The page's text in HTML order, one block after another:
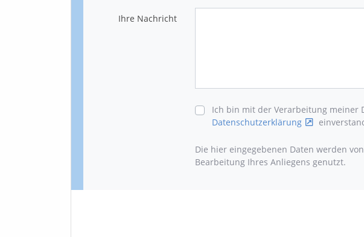
Ihre Nachricht
Ich bin mit der Verarbeitung meiner
Datenschutzerklärung
Die hier eingegebenen Daten werden
Bearbeitung Ihres Anliegens genutzt.